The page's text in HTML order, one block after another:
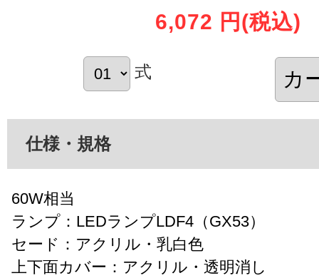
6,072 円 (税込)
式
仕様・規格
60W相当
ランプ：LEDランプLDF4（GX53）
セード：アクリル・乳白色
上下面カバー：アクリル・透明消し